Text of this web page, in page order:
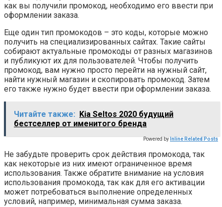
как вы получили промокод, необходимо его ввести при
оформлении заказа.
Еще один тип промокодов – это коды, которые можно
получить на специализированных сайтах. Такие сайты
собирают актуальные промокоды от разных магазинов
и публикуют их для пользователей. Чтобы получить
промокод, вам нужно просто перейти на нужный сайт,
найти нужный магазин и скопировать промокод. Затем
его также нужно будет ввести при оформлении заказа.
Читайте также:
Kia Seltos 2020 будущий
бестселлер от именитого бренда
Powered by Inline Related Posts
Не забудьте проверить срок действия промокода, так
как некоторые из них имеют ограниченное время
использования. Также обратите внимание на условия
использования промокода, так как для его активации
может потребоваться выполнение определенных
условий, например, минимальная сумма заказа.